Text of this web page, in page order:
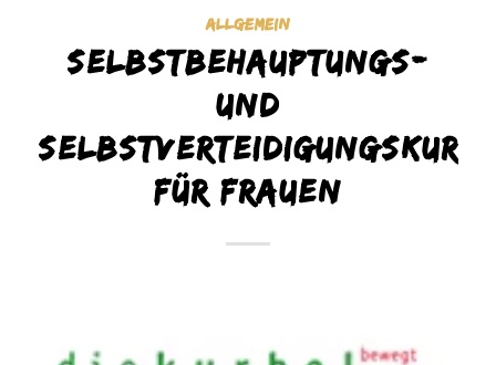
ALLGEMEIN
Selbstbehauptungs-
und
Selbstverteidigungskurs
für Frauen